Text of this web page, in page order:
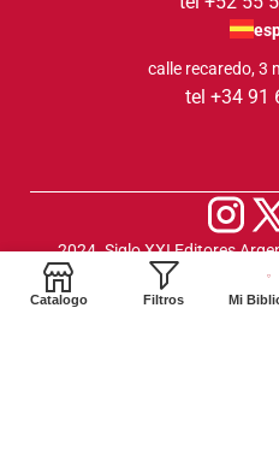
calle recaredo, 3
tel +34 91
2024. Siglo XXI Editores
Catalogo Filtros